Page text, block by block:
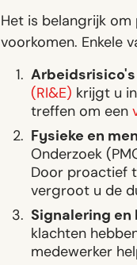
Het is belangrijk
voorkomen. Enkele
(RI&E) krijgt u
treffen om een
Fysieke en
Onderzoek
Door proactief
vergroot u de
Signalering
klachten
medewerker